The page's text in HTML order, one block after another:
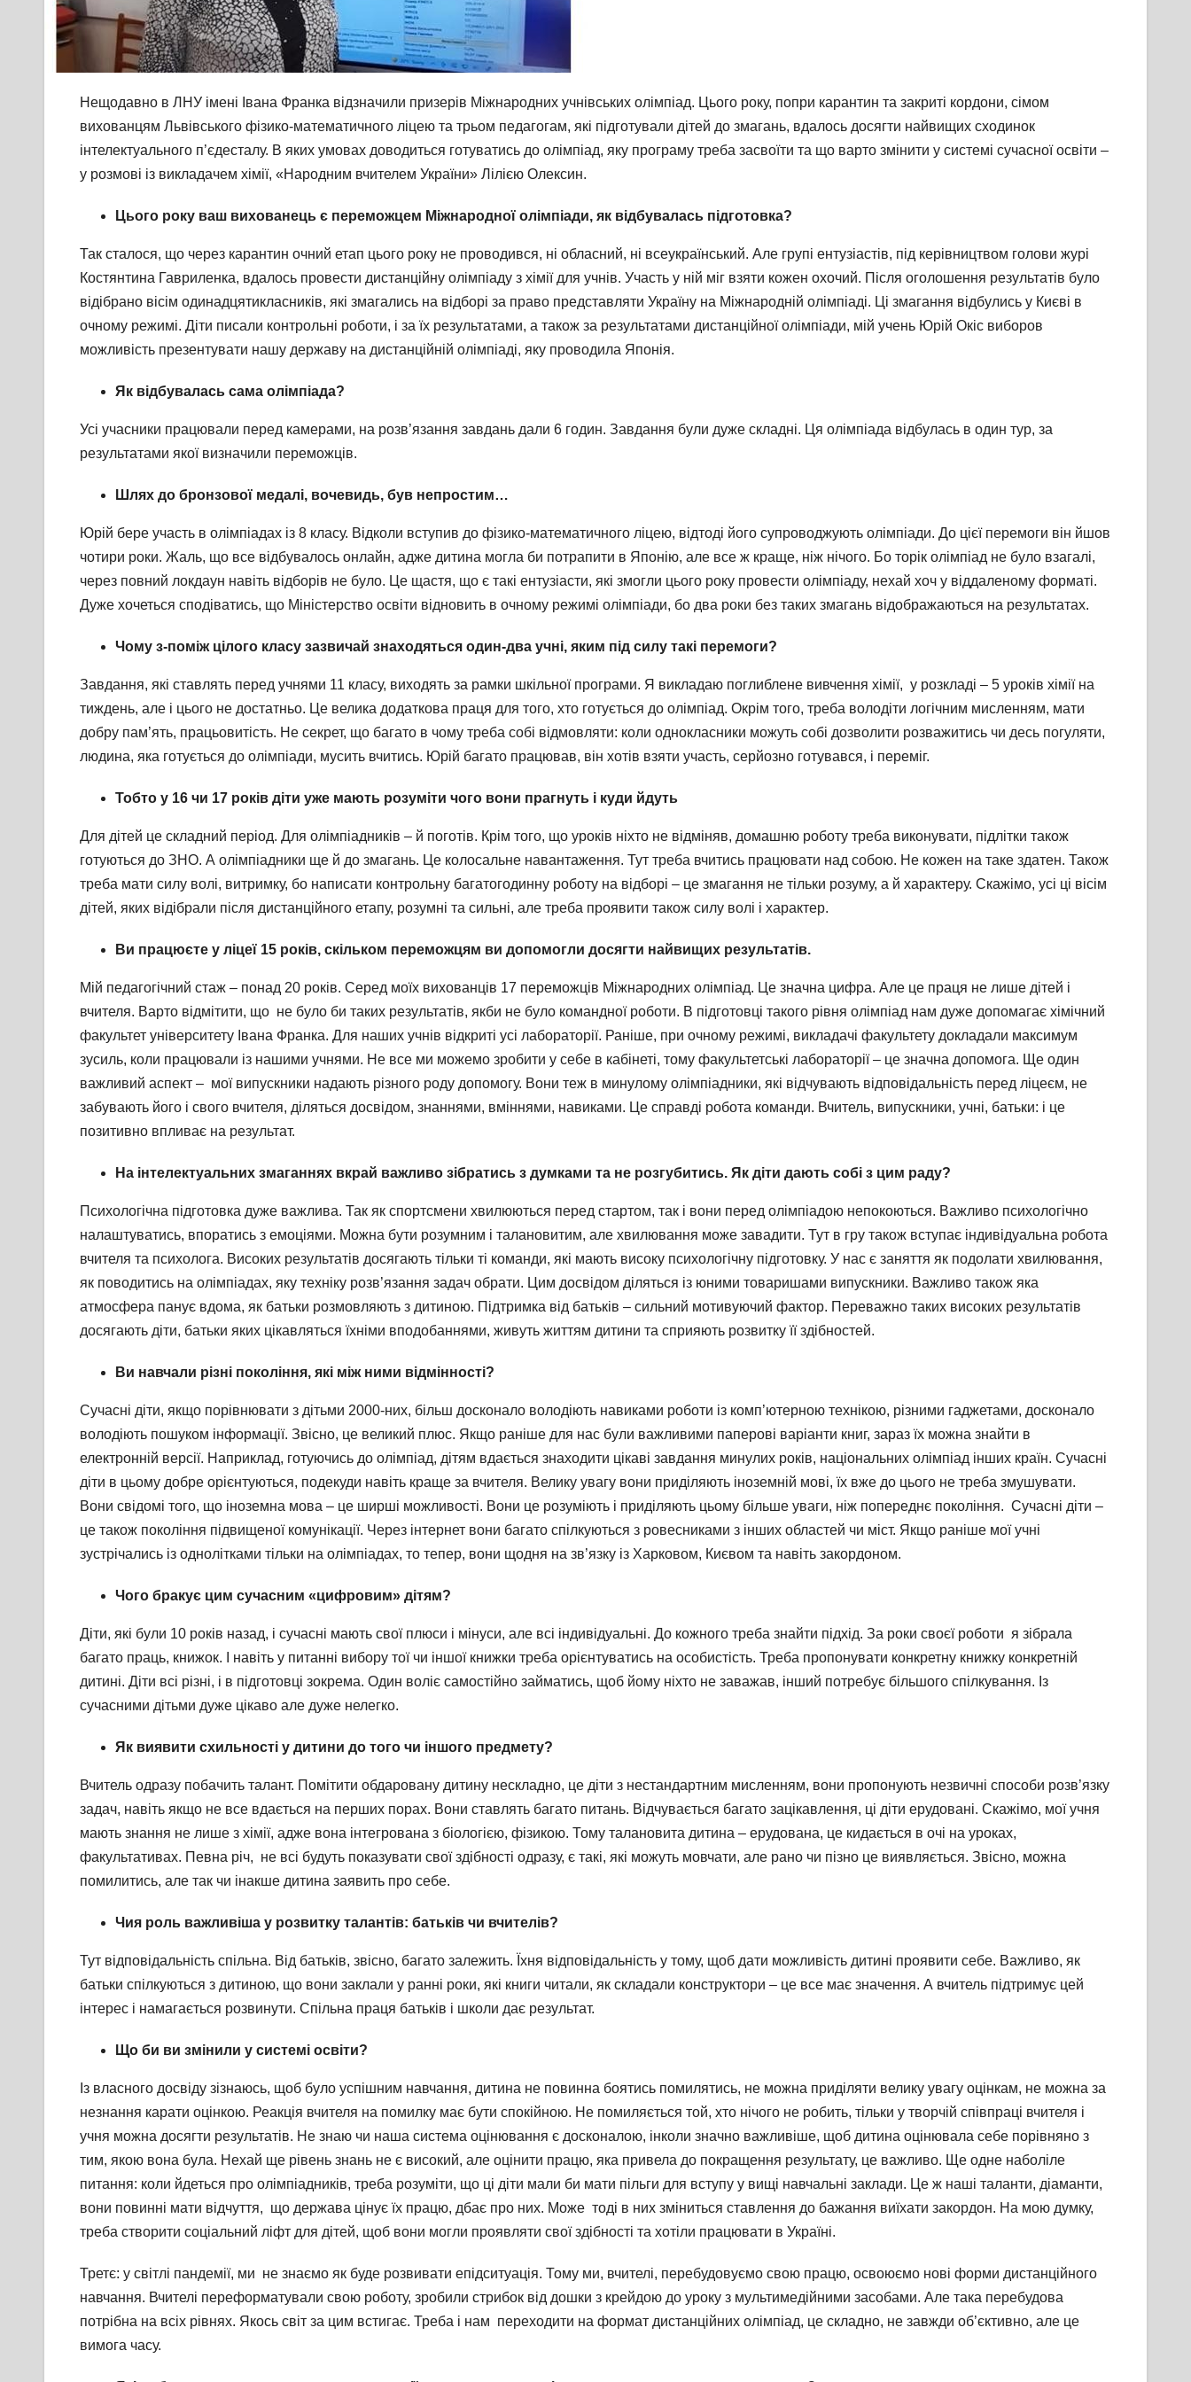
Нещодавно в ЛНУ імені Івана Франка відзначили призерів Міжнародних учнівських олімпіад. Цього року, попри карантин та закриті кордони, сімом
вихованцям Львівського фізико-математичного ліцею та трьом педагогам, які підготували дітей до змагань, вдалось досягти найвищих сходинок
інтелектуального п’єдесталу. В яких умовах доводиться готуватись до олімпіад, яку програму треба засвоїти та що варто змінити у системі сучасної освіти –
у розмові із викладачем хімії, «Народним вчителем України» Лілією Олексин.
Цього року ваш вихованець є переможцем Міжнародної олімпіади, як відбувалась підготовка?
Так сталося, що через карантин очний етап цього року не проводився, ні обласний, ні всеукраїнський. Але групі ентузіастів, під керівництвом голови журі
Костянтина Гавриленка, вдалось провести дистанційну олімпіаду з хімії для учнів. Участь у ній міг взяти кожен охочий. Після оголошення результатів було
відібрано вісім одинадцятикласників, які змагались на відборі за право представляти Україну на Міжнародній олімпіаді. Ці змагання відбулись у Києві в
очному режимі. Діти писали контрольні роботи, і за їх результатами, а також за результатами дистанційної олімпіади, мій учень Юрій Окіс виборов
можливість презентувати нашу державу на дистанційній олімпіаді, яку проводила Японія.
Як відбувалась сама олімпіада?
Усі учасники працювали перед камерами, на розв’язання завдань дали 6 годин. Завдання були дуже складні. Ця олімпіада відбулась в один тур, за
результатами якої визначили переможців.
Шлях до бронзової медалі, вочевидь, був непростим…
Юрій бере участь в олімпіадах із 8 класу. Відколи вступив до фізико-математичного ліцею, відтоді його супроводжують олімпіади. До цієї перемоги він йшов
чотири роки. Жаль, що все відбувалось онлайн, адже дитина могла би потрапити в Японію, але все ж краще, ніж нічого. Бо торік олімпіад не було взагалі,
через повний локдаун навіть відборів не було. Це щастя, що є такі ентузіасти, які змогли цього року провести олімпіаду, нехай хоч у віддаленому форматі.
Дуже хочеться сподіватись, що Міністерство освіти відновить в очному режимі олімпіади, бо два роки без таких змагань відображаються на результатах.
Чому з-поміж цілого класу зазвичай знаходяться один-два учні, яким під силу такі перемоги?
Завдання, які ставлять перед учнями 11 класу, виходять за рамки шкільної програми. Я викладаю поглиблене вивчення хімії, у розкладі – 5 уроків хімії на
тиждень, але і цього не достатньо. Це велика додаткова праця для того, хто готується до олімпіад. Окрім того, треба володіти логічним мисленням, мати
добру пам’ять, працьовитість. Не секрет, що багато в чому треба собі відмовляти: коли однокласники можуть собі дозволити розважитись чи десь погуляти,
людина, яка готується до олімпіади, мусить вчитись. Юрій багато працював, він хотів взяти участь, серйозно готувався, і переміг.
Тобто у 16 чи 17 років діти уже мають розуміти чого вони прагнуть і куди йдуть
Для дітей це складний період. Для олімпіадників – й поготів. Крім того, що уроків ніхто не відміняв, домашню роботу треба виконувати, підлітки також
готуються до ЗНО. А олімпіадники ще й до змагань. Це колосальне навантаження. Тут треба вчитись працювати над собою. Не кожен на таке здатен. Також
треба мати силу волі, витримку, бо написати контрольну багатогодинну роботу на відборі – це змагання не тільки розуму, а й характеру. Скажімо, усі ці вісім
дітей, яких відібрали після дистанційного етапу, розумні та сильні, але треба проявити також силу волі і характер.
Ви працюєте у ліцеї 15 років, скільком переможцям ви допомогли досягти найвищих результатів.
Мій педагогічний стаж – понад 20 років. Серед моїх вихованців 17 переможців Міжнародних олімпіад. Це значна цифра. Але це праця не лише дітей і
вчителя. Варто відмітити, що не було би таких результатів, якби не було командної роботи. В підготовці такого рівня олімпіад нам дуже допомагає хімічний
факультет університету Івана Франка. Для наших учнів відкриті усі лабораторії. Раніше, при очному режимі, викладачі факультету докладали максимум
зусиль, коли працювали із нашими учнями. Не все ми можемо зробити у себе в кабінеті, тому факультетські лабораторії – це значна допомога. Ще один
важливий аспект – мої випускники надають різного роду допомогу. Вони теж в минулому олімпіадники, які відчувають відповідальність перед ліцеєм, не
забувають його і свого вчителя, діляться досвідом, знаннями, вміннями, навиками. Це справді робота команди. Вчитель, випускники, учні, батьки: і це
позитивно впливає на результат.
На інтелектуальних змаганнях вкрай важливо зібратись з думками та не розгубитись. Як діти дають собі з цим раду?
Психологічна підготовка дуже важлива. Так як спортсмени хвилюються перед стартом, так і вони перед олімпіадою непокоються. Важливо психологічно
налаштуватись, впоратись з емоціями. Можна бути розумним і талановитим, але хвилювання може завадити. Тут в гру також вступає індивідуальна робота
вчителя та психолога. Високих результатів досягають тільки ті команди, які мають високу психологічну підготовку. У нас є заняття як подолати хвилювання,
як поводитись на олімпіадах, яку техніку розв’язання задач обрати. Цим досвідом діляться із юними товаришами випускники. Важливо також яка
атмосфера панує вдома, як батьки розмовляють з дитиною. Підтримка від батьків – сильний мотивуючий фактор. Переважно таких високих результатів
досягають діти, батьки яких цікавляться їхніми вподобаннями, живуть життям дитини та сприяють розвитку її здібностей.
Ви навчали різні покоління, які між ними відмінності?
Сучасні діти, якщо порівнювати з дітьми 2000-них, більш досконало володіють навиками роботи із комп’ютерною технікою, різними гаджетами, досконало
володіють пошуком інформації. Звісно, це великий плюс. Якщо раніше для нас були важливими паперові варіанти книг, зараз їх можна знайти в
електронній версії. Наприклад, готуючись до олімпіад, дітям вдається знаходити цікаві завдання минулих років, національних олімпіад інших країн. Сучасні
діти в цьому добре орієнтуються, подекуди навіть краще за вчителя. Велику увагу вони приділяють іноземній мові, їх вже до цього не треба змушувати.
Вони свідомі того, що іноземна мова – це ширші можливості. Вони це розуміють і приділяють цьому більше уваги, ніж попереднє покоління. Сучасні діти –
це також покоління підвищеної комунікації. Через інтернет вони багато спілкуються з ровесниками з інших областей чи міст. Якщо раніше мої учні
зустрічались із однолітками тільки на олімпіадах, то тепер, вони щодня на зв’язку із Харковом, Києвом та навіть закордоном.
Чого бракує цим сучасним «цифровим» дітям?
Діти, які були 10 років назад, і сучасні мають свої плюси і мінуси, але всі індивідуальні. До кожного треба знайти підхід. За роки своєї роботи я зібрала
багато праць, книжок. І навіть у питанні вибору тої чи іншої книжки треба орієнтуватись на особистість. Треба пропонувати конкретну книжку конкретній
дитині. Діти всі різні, і в підготовці зокрема. Один воліє самостійно займатись, щоб йому ніхто не заважав, інший потребує більшого спілкування. Із
сучасними дітьми дуже цікаво але дуже нелегко.
Як виявити схильності у дитини до того чи іншого предмету?
Вчитель одразу побачить талант. Помітити обдаровану дитину нескладно, це діти з нестандартним мисленням, вони пропонують незвичні способи розв’язку
задач, навіть якщо не все вдається на перших порах. Вони ставлять багато питань. Відчувається багато зацікавлення, ці діти ерудовані. Скажімо, мої учня
мають знання не лише з хімії, адже вона інтегрована з біологією, фізикою. Тому талановита дитина – ерудована, це кидається в очі на уроках,
факультативах. Певна річ, не всі будуть показувати свої здібності одразу, є такі, які можуть мовчати, але рано чи пізно це виявляється. Звісно, можна
помилитись, але так чи інакше дитина заявить про себе.
Чия роль важливіша у розвитку талантів: батьків чи вчителів?
Тут відповідальність спільна. Від батьків, звісно, багато залежить. Їхня відповідальність у тому, щоб дати можливість дитині проявити себе. Важливо, як
батьки спілкуються з дитиною, що вони заклали у ранні роки, які книги читали, як складали конструктори – це все має значення. А вчитель підтримує цей
інтерес і намагається розвинути. Спільна праця батьків і школи дає результат.
Що би ви змінили у системі освіти?
Із власного досвіду зізнаюсь, щоб було успішним навчання, дитина не повинна боятись помилятись, не можна приділяти велику увагу оцінкам, не можна за
незнання карати оцінкою. Реакція вчителя на помилку має бути спокійною. Не помиляється той, хто нічого не робить, тільки у творчій співпраці вчителя і
учня можна досягти результатів. Не знаю чи наша система оцінювання є досконалою, інколи значно важливіше, щоб дитина оцінювала себе порівняно з
тим, якою вона була. Нехай ще рівень знань не є високий, але оцінити працю, яка привела до покращення результату, це важливо. Ще одне наболіле
питання: коли йдеться про олімпіадників, треба розуміти, що ці діти мали би мати пільги для вступу у вищі навчальні заклади. Це ж наші таланти, діаманти,
вони повинні мати відчуття, що держава цінує їх працю, дбає про них. Може тоді в них зміниться ставлення до бажання виїхати закордон. На мою думку,
треба створити соціальний ліфт для дітей, щоб вони могли проявляти свої здібності та хотіли працювати в Україні.
Третє: у світлі пандемії, ми не знаємо як буде розвивати епідситуація. Тому ми, вчителі, перебудовуємо свою працю, освоюємо нові форми дистанційного
навчання. Вчителі переформатували свою роботу, зробили стрибок від дошки з крейдою до уроку з мультимедійними засобами. Але така перебудова
потрібна на всіх рівнях. Якось світ за цим встигає. Треба і нам переходити на формат дистанційних олімпіад, це складно, не завжди об’єктивно, але це
вимога часу.